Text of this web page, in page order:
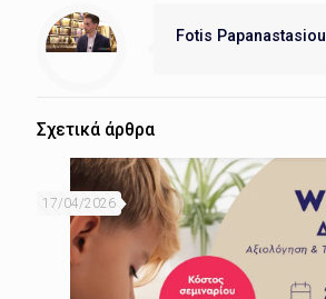
Fotis Papanastasiou
Σχετικά άρθρα
17/04/2026